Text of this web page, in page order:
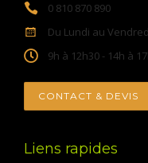
0 810 870 890
Du Lundi au
9h à 12h30 - 14h à
CONTACT & DEVIS
Liens rapides